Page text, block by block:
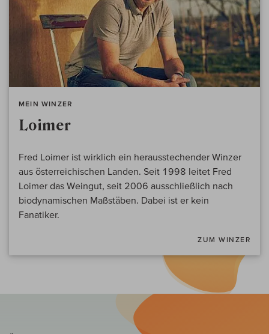
MEIN WINZER
Loimer
Fred Loimer ist wirklich ein herausstechender Winzer
aus österreichischen Landen. Seit 1998 leitet Fred
Loimer das Weingut, seit 2006 ausschließlich nach
biodynamischen Maßstäben. Dabei ist er kein
Fanatiker.
ZUM WINZER